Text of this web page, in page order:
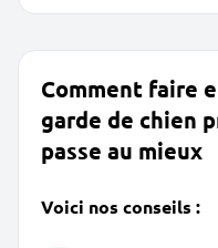
Comment faire
garde de chien
passe au mieux
Voici nos conseils :